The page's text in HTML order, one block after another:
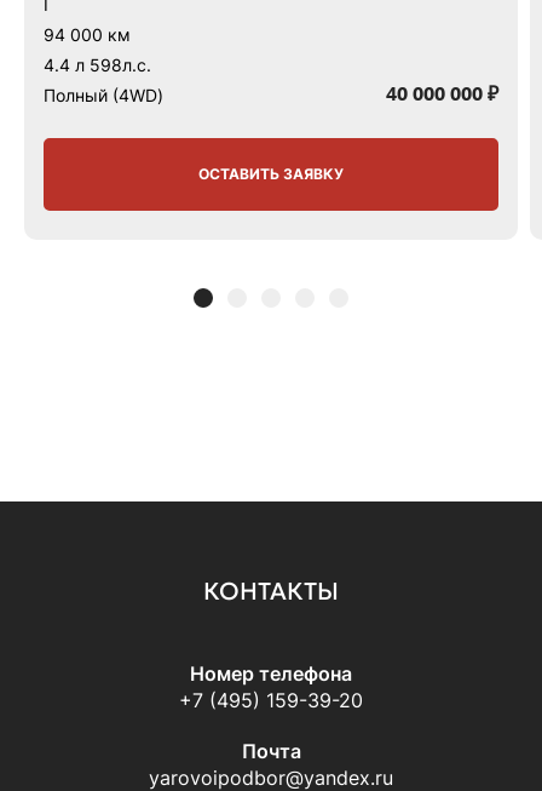
94 000 км
4.4 л 598л.с.
Полный (4WD)
40 000 000 ₽
ОСТАВИТЬ ЗАЯВКУ
КОНТАКТЫ
Номер телефона
+7 (495) 159-39-20
Почта
yarovoipodbor@yandex.ru